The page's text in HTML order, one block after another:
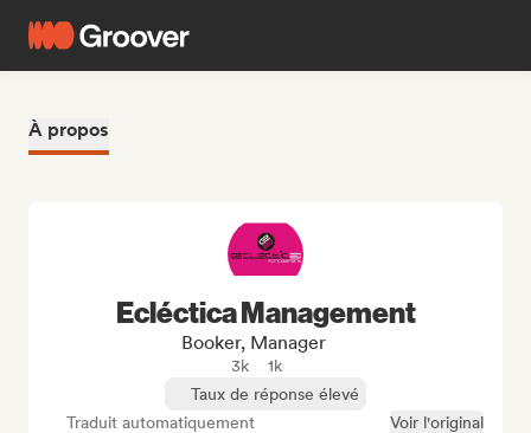
À propos
Ecléctica Management
Booker, Manager
3k
1k
Taux de réponse élevé
Traduit automatiquement
Voir l'original